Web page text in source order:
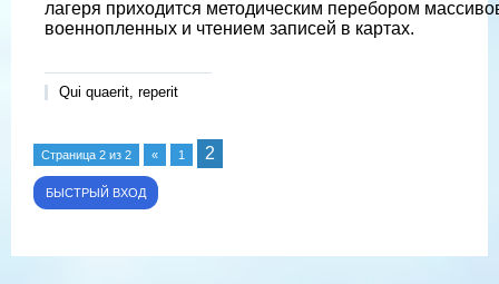
лагеря приходится методическим перебором
военнопленных и чтением записей в картах.
Qui quaerit, reperit
Страница 2 из 2 « 1 2